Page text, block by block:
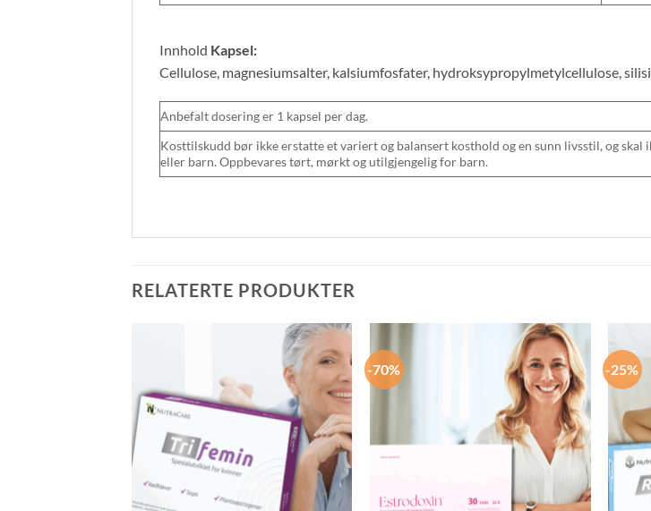
Innhold Kapsel:
Cellulose, magnesiumsalter, kalsiumfosfater, hydroksypropylmetylcellulose,
Anbefalt dosering er 1 kapsel per dag.
Kosttilskudd bør ikke erstatte et variert og balansert kosthold og en sunn livsstil, og
eller barn. Oppbevares tørt, mørkt og utilgjengelig for barn.
RELATERTE PRODUKTER
-70% -25%